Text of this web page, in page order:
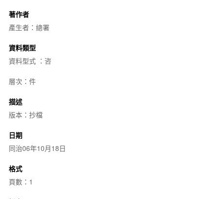
著作者
產生者：總署
資料類型
資料型式 ：咨
層次：件
描述
版本：抄檔
日期
同治06年10月18日
格式
頁數：1